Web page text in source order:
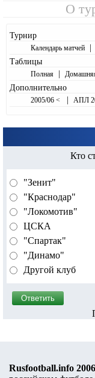
О
Турнир
Календарь матчей |
Таблицы
Полная |
Дополнительно
2005/06 < | АПЛ
Кто
"Зенит"
"Краснодар"
"Локомотив"
ЦСКА
"Спартак"
"Динамо"
Другой клуб
Rusfootball.info